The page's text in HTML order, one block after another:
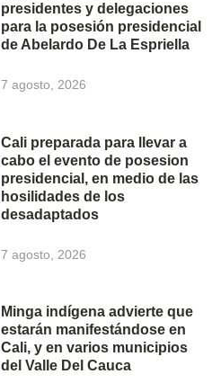
presidentes y delegaciones
para la posesión presidencial
de Abelardo De La Espriella
7 agosto, 2026
Cali preparada para llevar a
cabo el evento de posesion
presidencial, en medio de las
hosilidades de los
desadaptados
7 agosto, 2026
Minga indígena advierte que
estarán manifestándose en
Cali, y en varios municipios
del Valle Del Cauca